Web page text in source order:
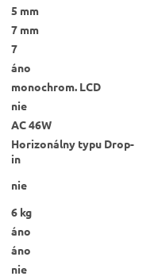
5 mm
7 mm
7
áno
monochrom. LCD
nie
AC 46W
Horizonálny typu Drop-
in
nie
6 kg
áno
áno
nie